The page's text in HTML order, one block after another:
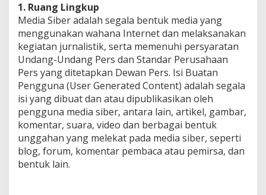
1. Ruang Lingkup
Media Siber adalah segala bentuk media yang
menggunakan wahana Internet dan melaksanakan
kegiatan jurnalistik, serta memenuhi persyaratan
Undang-Undang Pers dan Standar Perusahaan
Pers yang ditetapkan Dewan Pers. Isi Buatan
Pengguna (User Generated Content) adalah segala
isi yang dibuat dan atau dipublikasikan oleh
pengguna media siber, antara lain, artikel, gambar,
komentar, suara, video dan berbagai bentuk
unggahan yang melekat pada media siber, seperti
blog, forum, komentar pembaca atau pemirsa, dan
bentuk lain.